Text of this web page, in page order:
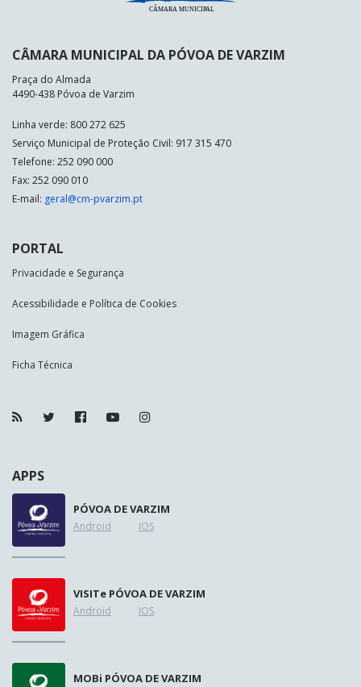
CÂMARA MUNICIPAL DA PÓVOA DE VARZIM
Praça do Almada
4490-438 Póvoa de Varzim
Linha verde: 800 272 625
Serviço Municipal de Proteção Civil: 917 315 470
Telefone: 252 090 000
Fax: 252 090 010
E-mail: geral@cm-pvarzim.pt
PORTAL
Privacidade e Segurança
Acessibilidade e Política de Cookies
Imagem Gráfica
Ficha Técnica
APPS
PÓVOA DE VARZIM
Android IOS
VISITe PÓVOA DE VARZIM
Android IOS
MOBi PÓVOA DE VARZIM